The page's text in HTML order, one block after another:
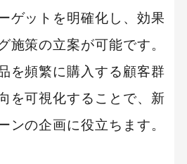
ゲットを明確化し、効果
施策の立案が可能です。
を頻繁に購入する顧客群
を可視化することで、新
ンの企画に役立ちます。